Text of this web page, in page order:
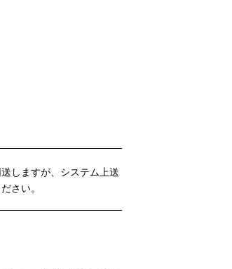
しますが、システム上送
さい。